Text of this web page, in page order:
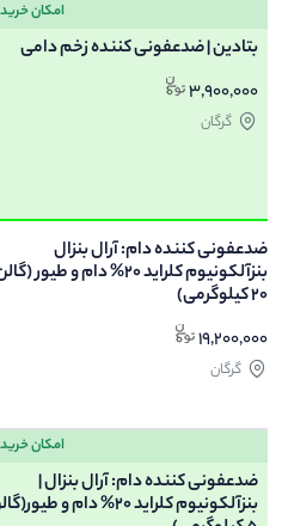
امکان خرید
بتادین | ضدعفونی کننده زخم دامی
3,900,000
گرگان
ضدعفونی کننده دام: آرال بنزال
بنزآلکونیوم کلراید 20% دام و طیور
20 کیلوگرمی)
19,200,000
گرگان
امکان خرید
ضدعفونی کننده دام: آرال بنزال |
بنزآلکونیوم کلراید 20% دام و